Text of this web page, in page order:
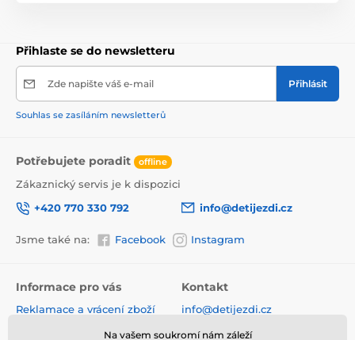
Přihlaste se do newsletteru
Zde napište váš e-mail Přihlásit
Souhlas se zasíláním newsletterů
Potřebujete poradit offline
Zákaznický servis je k dispozici
+420 770 330 792
info@detijezdi.cz
Jsme také na: Facebook Instagram
Informace pro vás
Reklamace a vrácení zboží
Obchodní podmínky
Kontakt
info@detijezdi.cz
770 330 792 (Po-Pá 10-16 hod)
Na vašem soukromí nám záleží